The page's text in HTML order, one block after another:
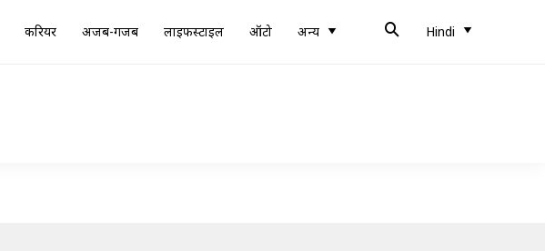
करियर अजब-गजब लाइफस्टाइल ऑटो अन्य Hindi